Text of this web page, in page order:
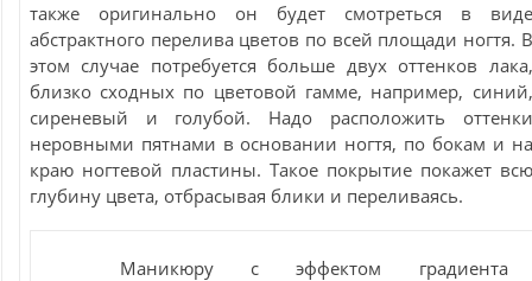
также оригинально он будет смотреться в виде
абстрактного перелива цветов по всей площади ногтя. В
этом случае потребуется больше двух оттенков лака,
близко сходных по цветовой гамме, например, синий,
сиреневый и голубой. Надо расположить оттенки
неровными пятнами в основании ногтя, по бокам и на
краю ногтевой пластины. Такое покрытие покажет всю
глубину цвета, отбрасывая блики и переливаясь.
Маникюру с эффектом градиента